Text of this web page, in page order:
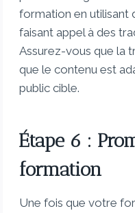
formation en utilisant
faisant appel à des
Assurez-vous que la
que le contenu est
public cible.
Étape 6 :
formation
Une fois que votre